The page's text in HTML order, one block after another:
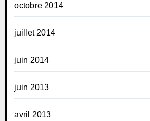
octobre 2014
juillet 2014
juin 2014
juin 2013
avril 2013